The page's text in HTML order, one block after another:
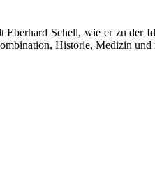
Schell, wie er zu der
Historie, Medizin und